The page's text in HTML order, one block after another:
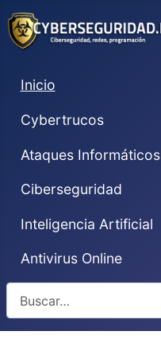
Inicio
Cybertrucos
Ataques Informáticos
Ciberseguridad
Inteligencia Artificial
Antivirus Online